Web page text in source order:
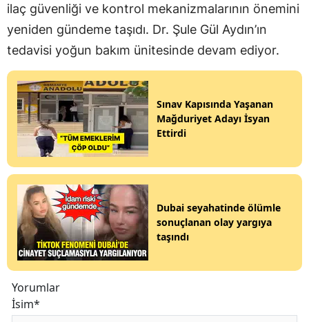
ilaç güvenliği ve kontrol mekanizmalarının önemini
yeniden gündeme taşıdı. Dr. Şule Gül Aydın’ın
tedavisi yoğun bakım ünitesinde devam ediyor.
Sınav Kapısında Yaşanan
Mağduriyet Adayı İsyan
Ettirdi
Dubai seyahatinde ölümle
sonuçlanan olay yargıya
taşındı
Yorumlar
İsim*